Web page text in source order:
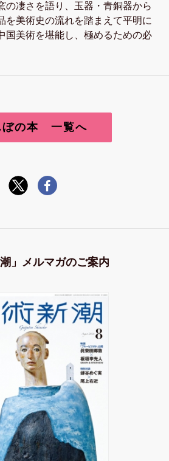
の凄さを語り、玉器・青銅器から
を美術史の流れを踏まえて平明に
国美術を堪能し、極めるための必
ぼの本 一覧へ
潮」メルマガのご案内